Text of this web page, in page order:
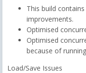
This build
improvements.
Optimised
Optimised
because of
Load/Save Issues